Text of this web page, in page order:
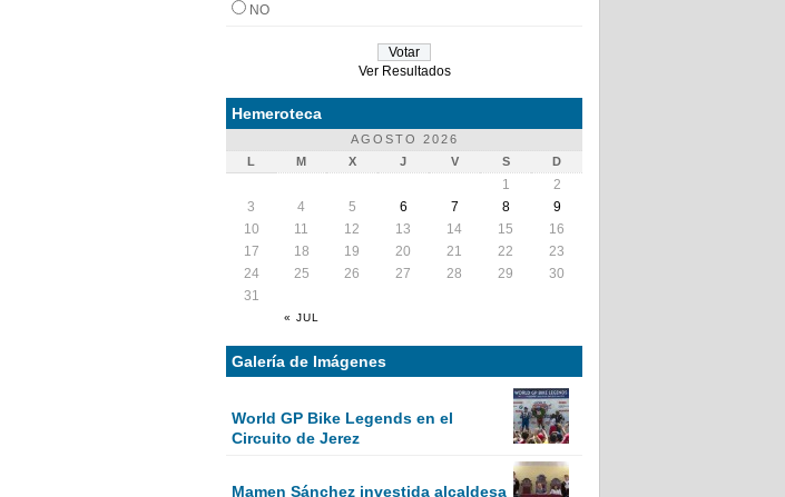
NO
Ver Resultados
Hemeroteca
AGOSTO 2026
L
M X J V S D
« JUL
1
2
3
4 5 6 7 8
9
10
11 12 13 14 15
16
17
18 19 20 21 22
23
24
25 26 27 28 29
30
31
Galería de Imágenes
World GP Bike Legends en el
Circuito de Jerez
Mamen Sánchez investida alcaldesa